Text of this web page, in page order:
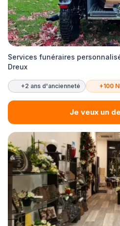
Services funéraires
Dreux
+2 ans d'ancienneté +100
Je veux un